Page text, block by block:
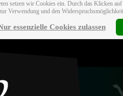
setzen wir Cookies ein. Durch das Klicken
Verwendung und den
essenzielle Cookies zulassen